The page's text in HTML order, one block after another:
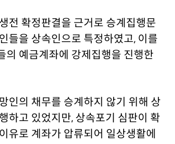
전 확정판결을 근거로 승계집행문
들을 상속인으로 특정하였고, 이를
의 예금계좌에 강제집행을 진행한
인의 채무를 승계하지 않기 위해 상
하고 있었지만, 상속포기 심판이 확
유로 계좌가 압류되어 일상생활에